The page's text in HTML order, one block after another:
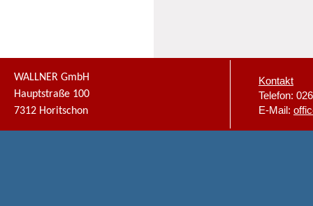
WALLNER GmbH
Hauptstraße 100
7312 Horitschon
Kontakt
Telefon:
E-Mail: